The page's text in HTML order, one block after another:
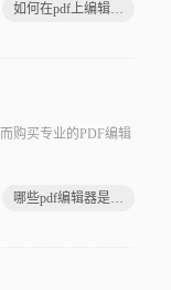
如何在pdf上编辑文字
购买专业的PDF编辑
哪些pdf编辑器是免费的